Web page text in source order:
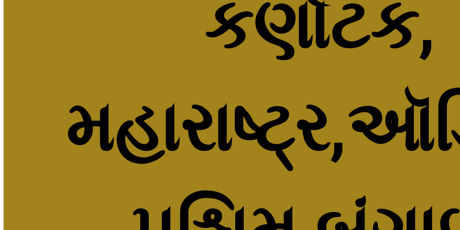
કર્ણાટક,